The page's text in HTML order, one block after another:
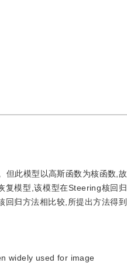
但此模型以高斯函数为核函数,故
复模型,该模型在Steering核回归
归方法相比较,所提出方法得到
widely used for image